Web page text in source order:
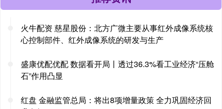
火牛配资 慈星股份：北方广微主要从事红外成像系统核
心控制部件、红外成像系统的研发与生产
盛康优配优配 数据看开局丨透过36.3%看工业经济“压舱
石”作用凸显
红盘 金融监管总局：将出8项增量政策 全力巩固经济回